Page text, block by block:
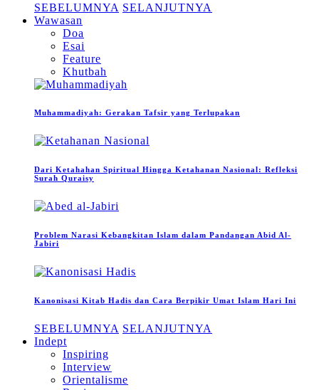
SEBELUMNYA SELANJUTNYA
Wawasan
Doa
Esai
Feature
Khutbah
Muhammadiyah: Gerakan Tafsir yang Terlupakan
Dari Ketahahan Spiritual Hingga Ketahanan Nasional: Refleksi
Surah Quraisy
Problem Narasi Kebangkitan Islam dalam Pandangan Abid Al-
Jabiri
Kanonisasi Kitab Hadis dan Cara Berpikir Umat Islam Hari Ini
SEBELUMNYA SELANJUTNYA
Indept
Inspiring
Interview
Orientalisme